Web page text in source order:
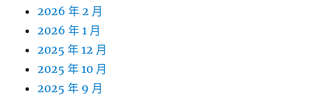
2026 年 2 月
2026 年 1 月
2025 年 12 月
2025 年 10 月
2025 年 9 月